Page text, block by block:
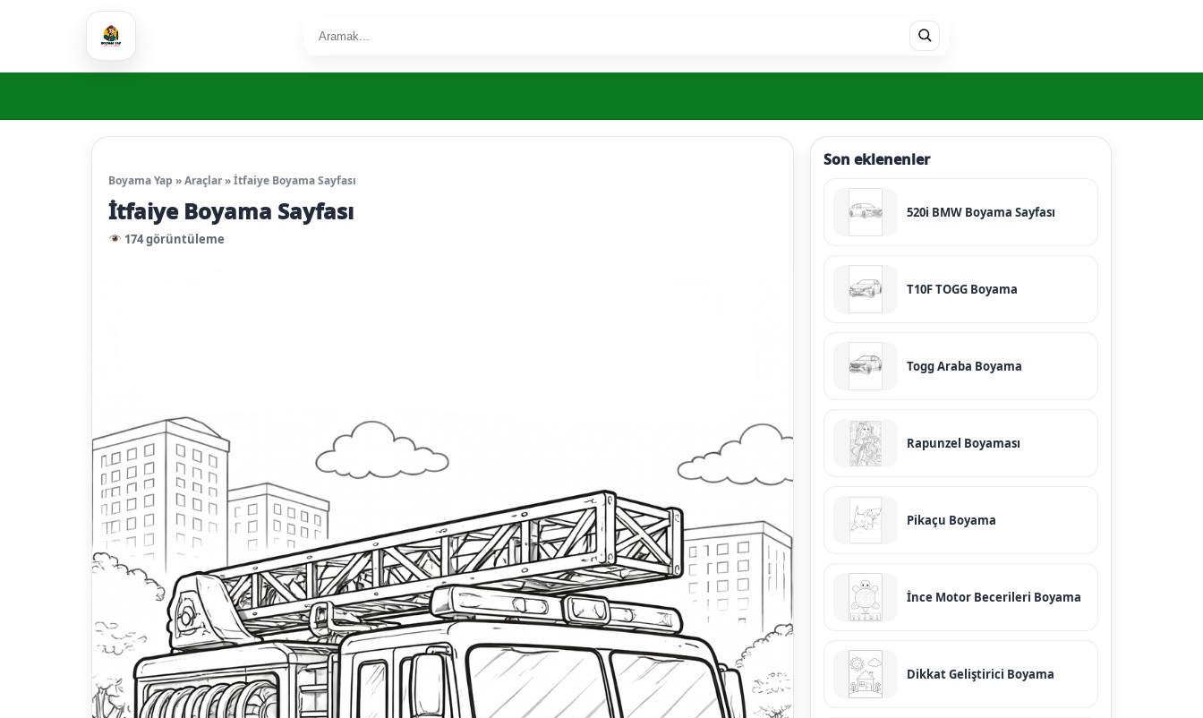
Boyama Yap »Araçlar»İtfaiye Boyama Sayfası
İtfaiye Boyama Sayfası
174 görüntüleme
Son eklenenler
520i BMW Boyama Sayfası
T10F TOGG Boyama
Togg Araba Boyama
Rapunzel Boyaması
Pikaçu Boyama
İnce Motor Becerileri Boyama
Dikkat Geliştirici Boyama